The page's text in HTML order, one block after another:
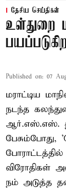
தேசிய செய்திகள்
உள்துறை
Published on: 07
மராட்டிய
நடந்த
ஆர்.எஸ்.எஸ்.
பேசும்போது,
விரோதிகள்
நம் அடுத்த